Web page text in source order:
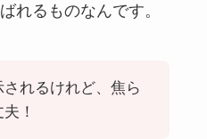
れるものなんです。
れるけれど、焦ら
！